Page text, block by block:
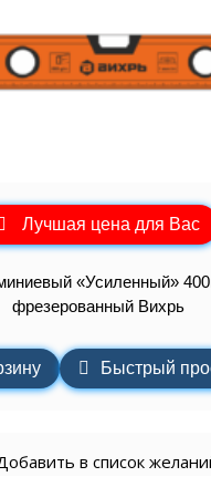
Лучшая цена для Вас
«Усиленный»
фрезерованный Вихрь
Быстрый
в список